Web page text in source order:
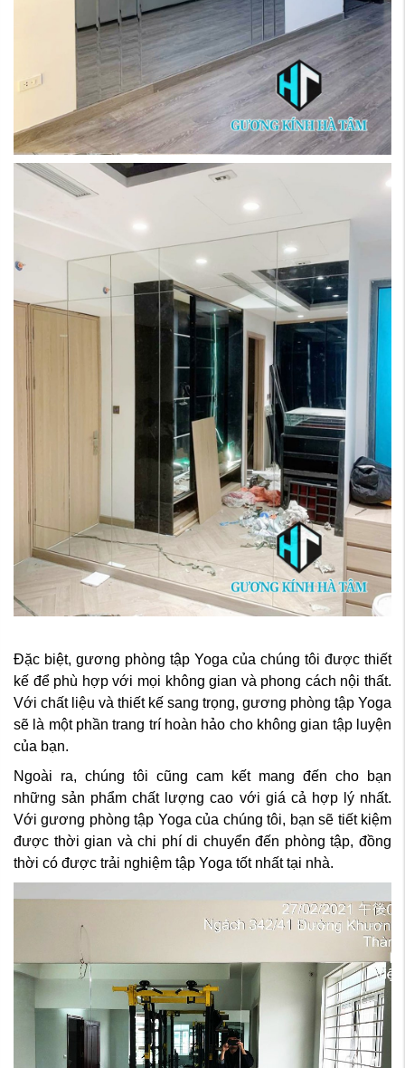
Đặc biệt, gương phòng tập Yoga của chúng tôi được thiết
kế để phù hợp với mọi không gian và phong cách nội thất.
Với chất liệu và thiết kế sang trọng, gương phòng tập Yoga
sẽ là một phần trang trí hoàn hảo cho không gian tập luyện
của bạn.
Ngoài ra, chúng tôi cũng cam kết mang đến cho bạn
những sản phẩm chất lượng cao với giá cả hợp lý nhất.
Với gương phòng tập Yoga của chúng tôi, bạn sẽ tiết kiệm
được thời gian và chi phí di chuyển đến phòng tập, đồng
thời có được trải nghiệm tập Yoga tốt nhất tại nhà.